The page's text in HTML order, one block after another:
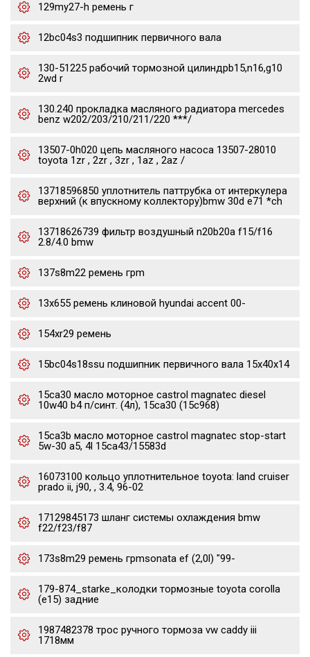
129my27-h ремень г
12bc04s3 подшипник первичного вала
130-51225 рабочий тормозной цилиндрb15,n16,g10
2wd r
130.240 прокладка масляного радиатора mercedes
benz w202/203/210/211/220 ***/
13507-0h020 цепь масляного насоса 13507-28010
toyota 1zr , 2zr , 3zr , 1az , 2az /
13718596850 уплотнитель паттрубка от интеркулера
верхний (к впускному коллектору)bmw 30d e71 *ch
13718626739 фильтр воздушный n20b20a f15/f16
2.8/4.0 bmw
137s8m22 ремень грm
13x655 ремень клиновой hyundai accent 00-
154xr29 ремень
15bc04s18ssu подшипник первичного вала 15x40x14
15ca30 масло моторное castrol magnatec diesel
10w40 b4 п/синт. (4л), 15ca30 (15c968)
15ca3b масло моторное castrol magnatec stop-start
5w-30 a5, 4l 15ca43/15583d
16073100 кольцо уплотнительное toyota: land cruiser
prado ii, j90, , 3.4, 96-02
17129845173 шланг системы охлаждения bmw
f22/f23/f87
173s8m29 ремень грmsonata ef (2,0l) "99-
179-874_starke_колодки тормозные toyota corolla
(e15) задние
1987482378 трос ручного тормоза vw caddy iii
1718мм